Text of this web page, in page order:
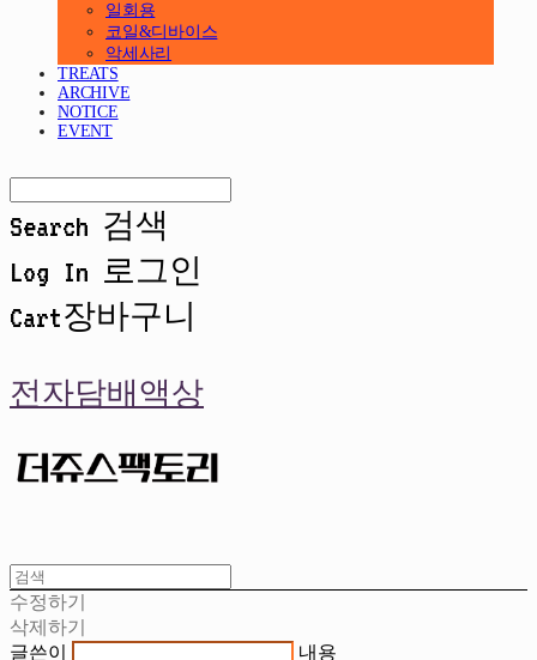
일회용
코일&디바이스
악세사리
TREATS
ARCHIVE
NOTICE
EVENT
Search 검색
Log In 로그인
Cart장바구니
전자담배액상
수정하기
삭제하기
글쓴이
내용